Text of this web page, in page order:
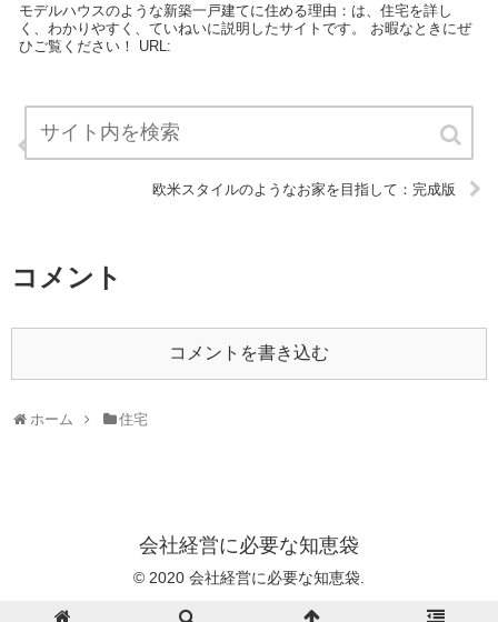
モデルハウスのような新築一戸建てに住める理由：は、住宅を詳し
く、わかりやすく、ていねいに説明したサイトです。 お暇なときにぜ
ひご覧ください！ URL:
ZEHってなに？から始まった私の省エネハウス研究：完成版
欧米スタイルのようなお家を目指して：完成版
コメント
コメントを書き込む
ホーム 住宅
会社経営に必要な知恵袋
© 2020 会社経営に必要な知恵袋.